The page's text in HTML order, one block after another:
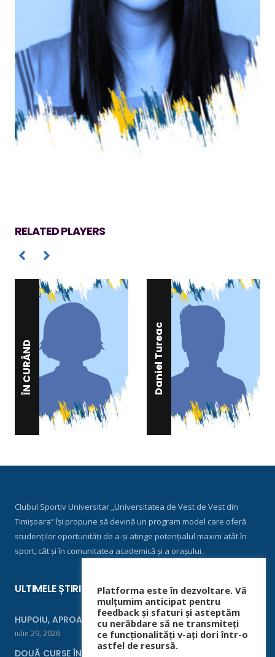
RELATED PLAYERS
ÎN CURÂND Daniel Tureac
Clubul Sportiv Universitar „Universitatea de Vest de Vest din
Timișoara” își propune să devină un program model care oferă
studenților oportunități de a-și atinge potențialul maxim atât în
sport, cât și în comunitatea academică și a orașului.
ULTIMELE ȘTIRI
HUPOIU, APROAPE DE FINALĂ LA ORADEA
iulie 29, 2026
DOUĂ CURSE ÎNTR-UN WEEKEND
Platforma este în dezvoltare. Vă
mulțumim anticipat pentru
feedback și sfaturi și asteptăm
cu nerăbdare să ne transmiteți
ce funcționalități v-ați dori într-o
astfel de resursă.